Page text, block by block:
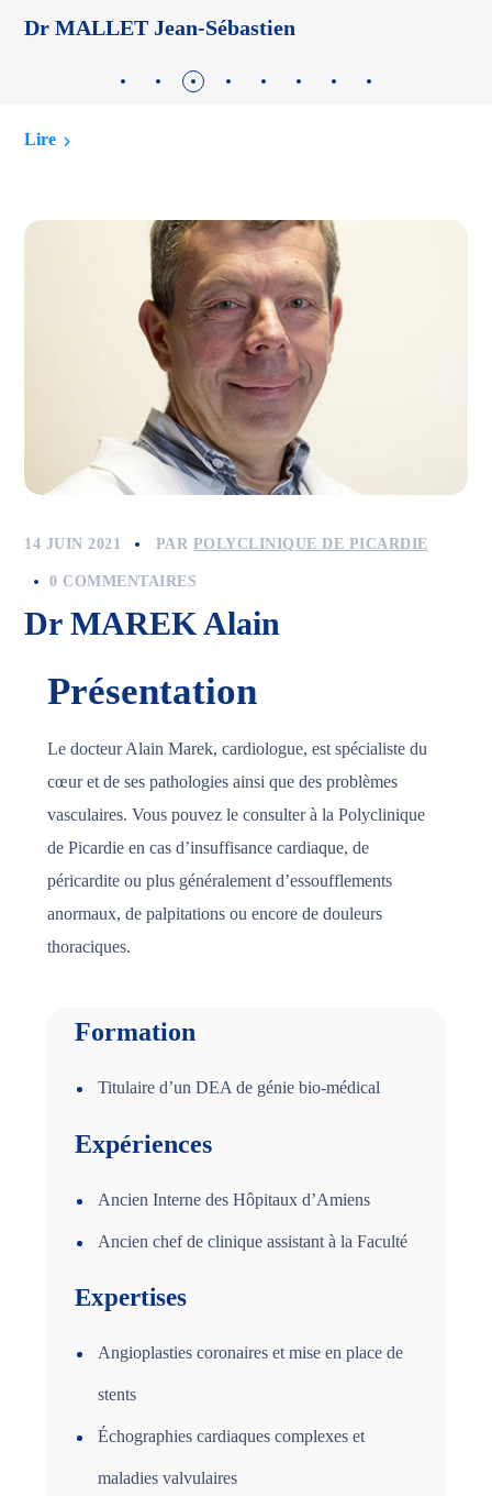
Dr MALLET Jean-Sébastien
Lire
14 JUIN 2021 PAR POLYCLINIQUE DE PICARDIE
0 COMMENTAIRES
Dr MAREK Alain
Présentation
Le docteur Alain Marek, cardiologue, est spécialiste du
cœur et de ses pathologies ainsi que des problèmes
vasculaires. Vous pouvez le consulter à la Polyclinique
de Picardie en cas d’insuffisance cardiaque, de
péricardite ou plus généralement d’essoufflements
anormaux, de palpitations ou encore de douleurs
thoraciques.
Formation
Titulaire d’un DEA de génie bio-médical
Expériences
Ancien Interne des Hôpitaux d’Amiens
Ancien chef de clinique assistant à la Faculté
Expertises
Angioplasties coronaires et mise en place de
stents
Échographies cardiaques complexes et
maladies valvulaires